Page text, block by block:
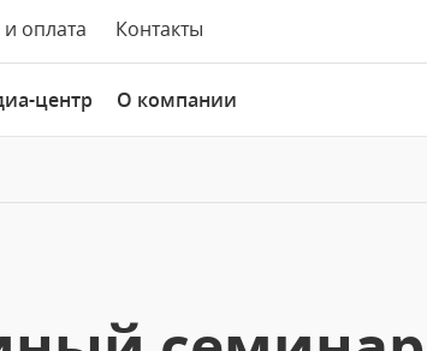
оплата Контакты
центр О компании